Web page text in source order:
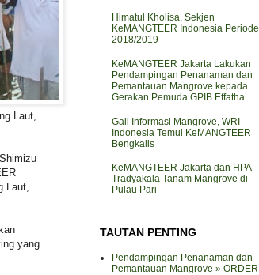
Laut,
Laut,
yang
Himatul Kholisa, Sekjen
KeMANGTEER Indonesia Periode
2018/2019
KeMANGTEER Jakarta Lakukan
Pendampingan Penanaman dan
Pemantauan Mangrove kepada
Gerakan Pemuda GPIB Effatha
Gali Informasi Mangrove, WRI
Indonesia Temui KeMANGTEER
Bengkalis
KeMANGTEER Jakarta dan HPA
Tradyakala Tanam Mangrove di
Pulau Pari
TAUTAN PENTING
Pendampingan Penanaman dan
Pemantauan Mangrove » ORDER